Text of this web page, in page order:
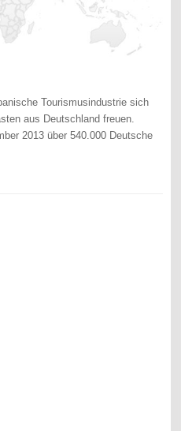
Tourismusindustrie sich
aus Deutschland freuen.
2013 über 540.000 Deutsche